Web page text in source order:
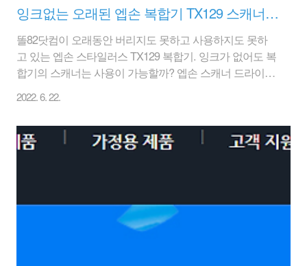
잉크없는 오래된 엡손 복합기 TX129 스캐너로 활용하기 (잉크없어도 스캐너는 정상작동)
똘82닷컴이 오래동안 버리지도 못하고 사용하지도 못하
고 있는 엡손 스타일러스 TX129 복합기. 잉크가 없어도 복
합기의 스캐너는 사용이 가능할까? 엡손 스캐너 드라이버
기-복합기] - EPSON 복합기 스캐너 드라이브 설치방법,
EPSON TX129 현재 복합기의 상태는 컬러잉크가 없어서
프린터로도 사용이 불가능한 상태이다. 1.먼지가 많이 있
는, 그래도 스캐너는 달려 있는 엡손 TX129 이다. 2.전면부
터로 사용도 불가하다. 먼지가 참 잘 보인다. 3.혹시나 모
르니 파란색 잉크 카트리지도 빼놓고 한번 테스트해 보기
2022. 6. 22.